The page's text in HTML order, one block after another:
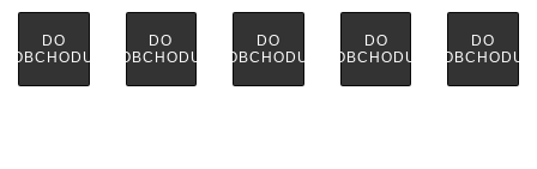
DO
OBCHODU
DO
OBCHODU
DO
OBCHODU
DO
OBCHODU
DO
OBCHODU